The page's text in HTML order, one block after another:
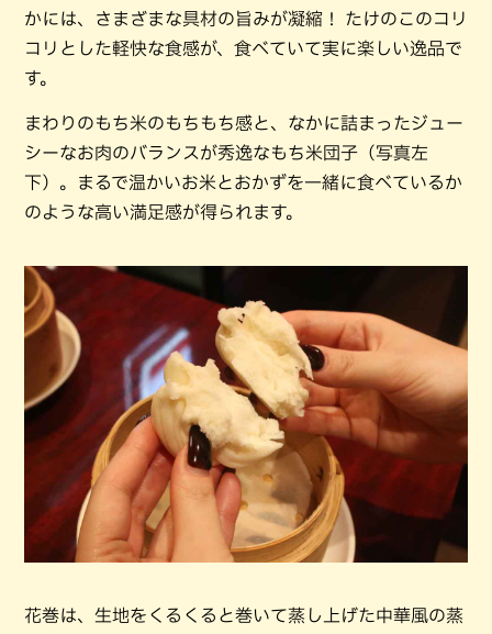
かには、さまざまな具材の旨みが凝縮！ たけのこのコリ
コリとした軽快な食感が、食べていて実に楽しい逸品で
す。
まわりのもち米のもちもち感と、なかに詰まったジュー
シーなお肉のバランスが秀逸なもち米団子（写真左
下）。まるで温かいお米とおかずを一緒に食べているか
のような高い満足感が得られます。
花巻は、生地をくるくると巻いて蒸し上げた中華風の蒸